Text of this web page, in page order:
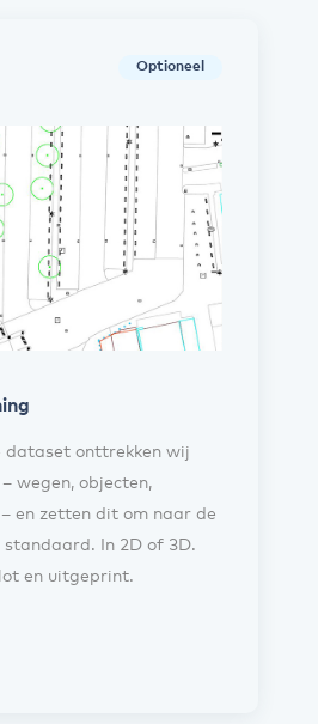
Optioneel
dataset onttrekken wij
wegen, objecten,
en zetten dit om naar de
standaard. In 2D of 3D.
en uitgeprint.